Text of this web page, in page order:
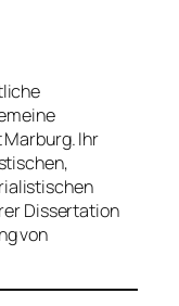
Ihr
Dissertation
von